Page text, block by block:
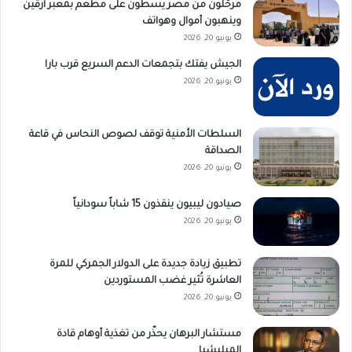
مرحّلون من مصر يسطون على مطعم بمعبر أرقين
وينهبون أموال وهواتف
يونيو 20, 2026
الجيش يفتك بتجمعات الدعم السريع قرب بارا
يونيو 20, 2026
السلطات الأمنية توقف لصوص النحاس في قاعة
الصداقة
يونيو 20, 2026
صيادون ليبيون ينقذون 15 شاباً سودانياً
يونيو 20, 2026
تطبيق زيادة جديدة على الدولار الجمركي للمرة
العاشرة تُثير غضب المستوردين
يونيو 20, 2026
مستشار البرهان يحذّر من تغذية أوهام قادة